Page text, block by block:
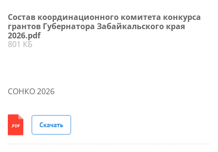
Состав координационного комитета конкурса
грантов Губернатора Забайкальского края
2026.pdf
801 КБ
СОНКО 2026
Скачать